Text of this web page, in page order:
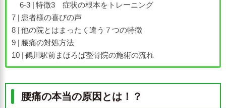
特徴3 症状の根本をトレーニング
患者様の喜びの声
他の院とはまったく違う７つの特徴
腰痛の対処方法
鶴川駅前まほろば整骨院の施術の流れ
腰痛の本当の原因とは！？